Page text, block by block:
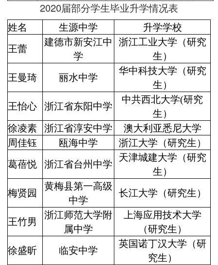
2020届部分学生毕业升学情况表
姓名 生源中学
升学学校
王蕾
建德市新安江中
学
浙江工业大学（研究
生）
王曼琦
丽水中学
华中科技大学（研究
生）
王怡心
浙江省东阳中学
中共西北大学(研究
生）
徐凌素
浙江省淳安中学
澳大利亚悉尼大学
周佳钰
瓯海中学
浙江大学（研究生）
葛蓓悦
浙江省台州中学
天津城建大学（研究
生）
梅贤园
黄梅县第一高级
中学
长江大学（研究生）
王竹男
浙江师范大学附
属中学
上海应用技术大学
（研究生）
徐盛昕
临安中学
英国诺丁汉大学（研
究生）